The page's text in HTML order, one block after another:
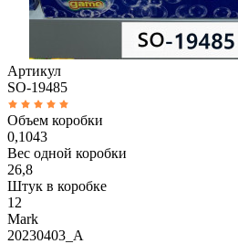
Артикул
SO-19485
Объем коробки
0,1043
Вес одной коробки
26,8
Штук в коробке
12
Mark
20230403_A